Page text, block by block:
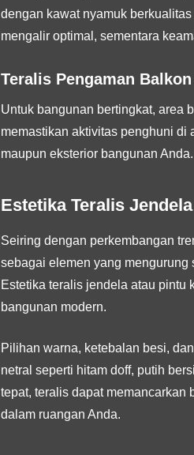
dengan kawat nyamuk
mengalir optimal, sementara
Teralis Pengaman
Untuk bangunan bertingkat, area
memastikan aktivitas penghuni di
maupun eksterior bangunan Anda.
Estetika Teralis
Seiring dengan perkembangan
sebagai elemen yang
Estetika teralis jendela atau pintu
bangunan modern.
Pilihan warna, ketebalan besi,
netral seperti hitam doff, putih
tepat, teralis dapat memancarkan
dalam ruangan Anda.